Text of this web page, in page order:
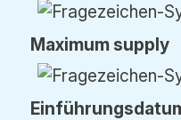
Maximum supply
Einführung